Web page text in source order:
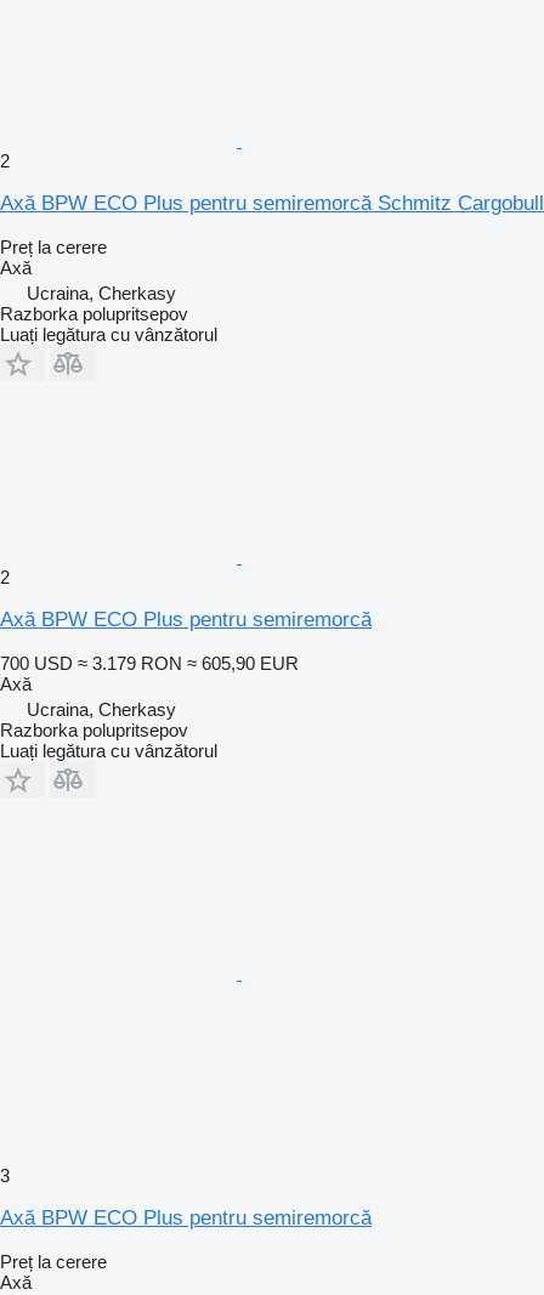
2
Axă BPW ECO Plus pentru semiremorcă Schmitz Cargobull
Preț la cerere
Axă
Ucraina, Cherkasy
Razborka polupritsepov
Luați legătura cu vânzătorul
2
Axă BPW ECO Plus pentru semiremorcă
700 USD ≈ 3.179 RON ≈ 605,90 EUR
Axă
Ucraina, Cherkasy
Razborka polupritsepov
Luați legătura cu vânzătorul
3
Axă BPW ECO Plus pentru semiremorcă
Preț la cerere
Axă